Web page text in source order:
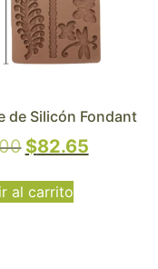
de Silicón Fondant
$82.65
al carrito